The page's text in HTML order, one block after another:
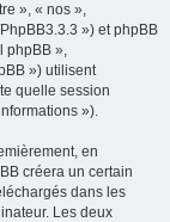
», « nos »,
») et phpBB
phpBB »,
») utilisent
quelle session
»).
en
créera un certain
dans les
Les deux